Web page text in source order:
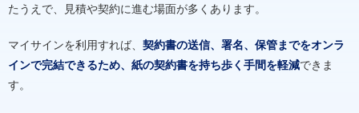
たうえで、見積や契約に進む場面が多くあります。
マイサインを利用すれば、 契約書の送信、署名、保管までをオンラ
インで完結できるため、紙の契約書を持ち歩く手間を軽減できま
す。